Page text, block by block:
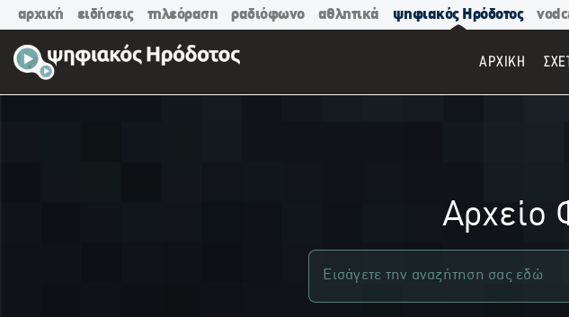
αρχική ειδήσεις τηλεόραση ραδιόφωνο αθλητικά ψηφιακός Ηρόδοτος
ΑΡΧΙΚΉ
Αρχείο